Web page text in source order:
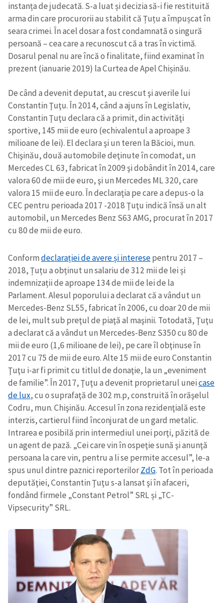
instanța de judecată. S-a luat și decizia să-i fie restituită
arma din care procurorii au stabilit că Țuțu a împușcat în
seara crimei. În acel dosar a fost condamnată o singură
persoană – cea care a recunoscut că a tras în victimă.
Dosarul penal nu are încă o finalitate, fiind examinat în
prezent (ianuarie 2019) la Curtea de Apel Chișinău.
De când a devenit deputat, au crescut şi averile lui
Constantin Ţuţu. În 2014, când a ajuns în Legislativ,
Constantin Ţuţu declara că a primit, din activităţi
sportive, 145 mii de euro (echivalentul a aproape 3
milioane de lei). El declara şi un teren la Băcioi, mun.
Chişinău, două automobile deţinute în comodat, un
Mercedes CL 63, fabricat în 2009 şi dobândit în 2014, care
valora 60 de mii de euro, şi un Mercedes ML 320, care
valora 15 mii de euro. În declaraţia pe care a depus-o la
CEC pentru perioada 2017 -2018 Ţuţu indică însă un alt
automobil, un Mercedes Benz S63 AMG, procurat în 2017
cu 80 de mii de euro.
Conformdeclarației de avere și interesepentru 2017 –
2018, Țuțu a obținut un salariu de 312 mii de lei și
indemnizații de aproape 134 de mii de lei de la
Parlament. Alesul poporului a declarat că a vândut un
Mercedes-Benz SL55, fabricat în 2006, cu doar 20 de mii
de lei, mult sub preţul de piaţă al maşinii. Totodată, Ţuţu
a declarat că a vândut un Mercedes-Benz S350 cu 80 de
mii de euro (1,6 milioane de lei), pe care îl obţinuse în
2017 cu 75 de mii de euro. Alte 15 mii de euro Constantin
Ţuţu i-ar fi primit cu titlul de donaţie, la un „eveniment
de familie”. În 2017, Ţuţu a devenit proprietarul uneicase
de lux, cu o suprafaţă de 302 m.p, construită în orăşelul
Codru, mun. Chişinău. Accesul în zona rezidenţială este
interzis, cartierul fiind înconjurat de un gard metalic.
Intrarea e posibilă prin intermediul unei porţi, păzită de
un agent de pază. „Cei care vin în ospeţie sună şi anunţă
persoana la care vin, pentru a li se permite accesul”, le-a
spus unul dintre paznici reporterilorZdG. Tot în perioada
deputăţiei, Constantin Ţuţu s-a lansat şi în afaceri,
fondând firmele „Constant Petrol” SRL și „TC-
Vipsecurity” SRL.